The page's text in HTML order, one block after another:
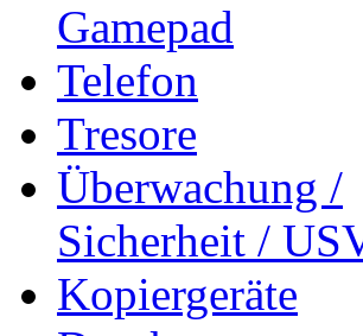
Gamepad
Telefon
Tresore
Überwachung /
Sicherheit /
Kopiergeräte